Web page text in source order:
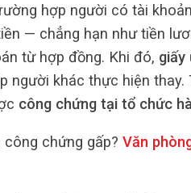
hợp người có tài
— chẳng hạn như tiền
từ hợp đồng. Khi đó, giấy
người khác thực hiện thay.
công chứng tại tổ chức
công chứng gấp? Văn